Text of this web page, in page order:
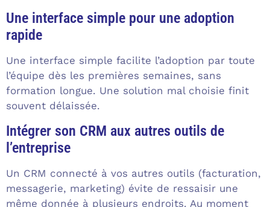
Une interface simple pour une adoption
rapide
Une interface simple facilite l’adoption par toute
l’équipe dès les premières semaines, sans
formation longue. Une solution mal choisie finit
souvent délaissée.
Intégrer son CRM aux autres outils de
l’entreprise
Un CRM connecté à vos autres outils (facturation,
messagerie, marketing) évite de ressaisir une
même donnée à plusieurs endroits. Au moment